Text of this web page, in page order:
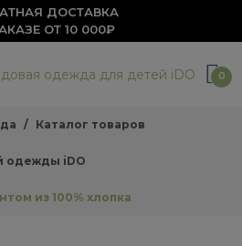
ДОСТАВКА
ОТ 10 000₽
0
Каталог товаров
одежды iDO
из 100% хлопка